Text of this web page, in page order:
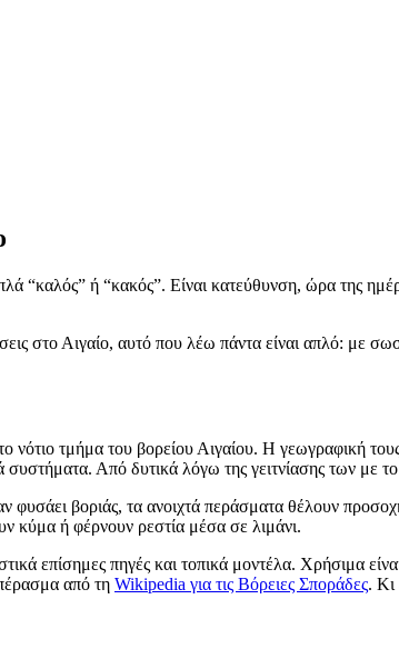
“καλός” ή “κακός”. Είναι κατεύθυνση, ώρα της
στο Αιγαίο, αυτό που λέω πάντα είναι απλό: με
τμήμα του βορείου Αιγαίου. Η γεωγραφική
συστήματα. Από δυτικά λόγω της γειτνίασης των με
βοριάς, τα ανοιχτά περάσματα θέλουν
κύμα ή φέρνουν ρεστία μέσα σε λιμάνι.
επίσημες πηγές και τοπικά μοντέλα. Χρήσιμα
από τη Wikipedia για τις Βόρειες Σποράδες. Κι